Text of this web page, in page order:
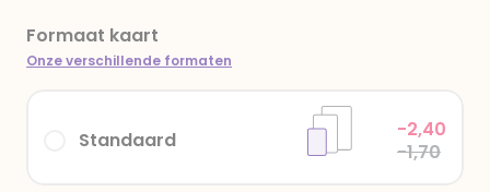
Formaat kaart
Onze verschillende formaten
Standaard
-2,40
-1,70